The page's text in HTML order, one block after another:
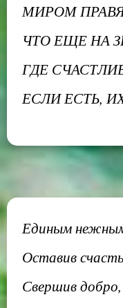
МИРОМ
ЧТО ЕЩЕ НА
ГДЕ
ЕСЛИ ЕСТЬ,
Единым
Оставив
Свершив